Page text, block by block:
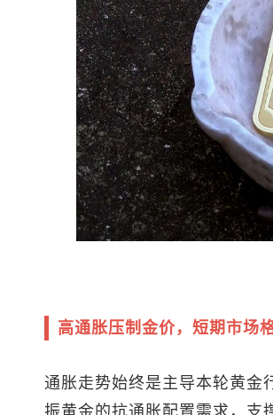
高通胀压制金价，短期市场
通胀走势始终是主导本轮黄金
振黄金的抗通胀配置需求，支